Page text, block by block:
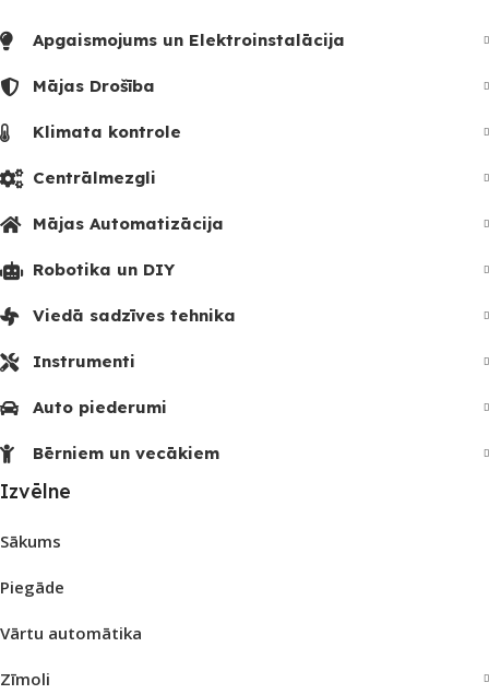
Apgaismojums un Elektroinstalācija
Mājas Drošība
Klimata kontrole
Centrālmezgli
Mājas Automatizācija
Robotika un DIY
Viedā sadzīves tehnika
Instrumenti
Auto piederumi
Bērniem un vecākiem
Izvēlne
Sākums
Piegāde
Vārtu automātika
Zīmoli